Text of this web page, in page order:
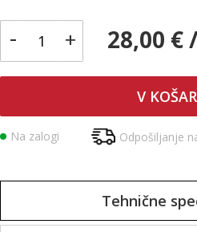
- + 28,00 €
V
Na zalogi Odpošiljanje
Tehnične